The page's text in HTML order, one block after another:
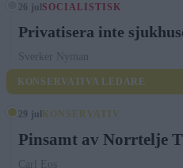
26 julSOCIALISTISK
Privatisera inte
Sverker Nyman
KONSERVATIVA LEDARE
29 julKONSERVATIV
Pinsamt av Norrtelje
Carl Eos